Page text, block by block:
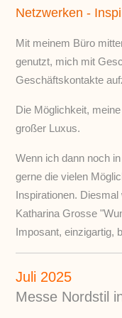
Netzwerken -
Mit meinem Büro
genutzt, mich mit
Geschäftskontakte
Die Möglichkeit,
großer Luxus.
Wenn ich dann noch
gerne die vielen
Inspirationen.
Katharina Grosse
Imposant, einzigartig,
Juli 2025
Messe Nordstil